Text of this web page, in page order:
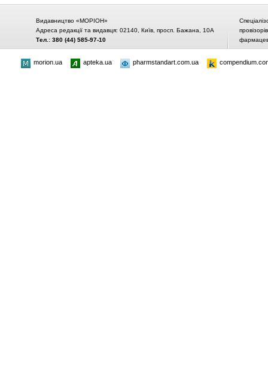
Видавництво «МОРІОН»
Адреса редакції та видавця: 02140, Київ, просп. Бажана, 10А
Тел.: 380 (44) 585-97-10
morion.ua apteka.ua pharmstandart.com.ua